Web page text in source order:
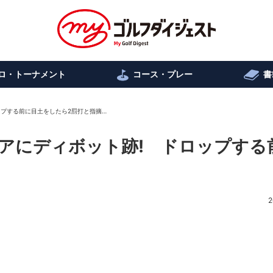
・トーナメント コース・プレー
する前に目土をしたら2罰打と指摘…
にディボット跡! ドロップする